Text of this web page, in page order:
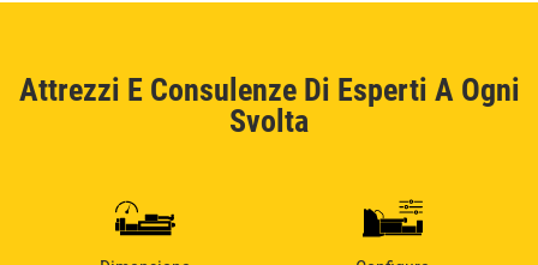
Attrezzi E Consulenze Di Esperti A Ogni
Svolta